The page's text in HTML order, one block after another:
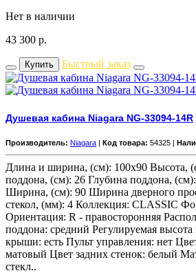
Нет в наличии
43 300 р.
Купить Быстрый заказ
Душевая кабина Niagara NG-33094-14R
Производитель: Niagara | Код товара: 54325 |
Длина и ширина, (см): 100x90 Высота,
поддона, (см): 26 Глубина поддона,
Ширина, (см): 90 Ширина дверного
стекол, (мм): 4 Коллекция: CLASSIC
Ориентация: R - правосторонняя
поддона: средний Регулируемая
крыши: есть Пульт управления: нет
матовый Цвет задних стенок: белый
стекл..